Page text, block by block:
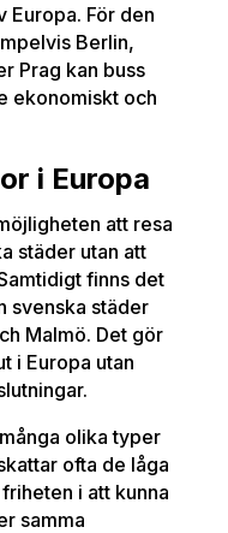
Europa. För den
Berlin,
Prag kan buss
ekonomiskt och
i Europa
att resa
städer utan att
finns det
svenska städer
Malmö. Det gör
i Europa utan
olika typer
ofta de låga
i att kunna
samma